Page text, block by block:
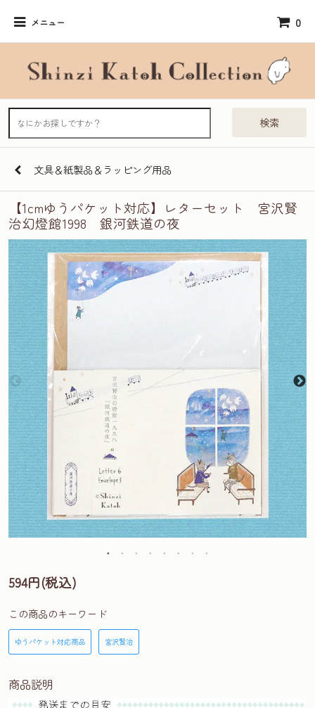
メニュー 0
検索
文具＆紙製品＆ラッピング用品
【1cmゆうパケット対応】レターセット 宮沢賢
治幻燈館1998 銀河鉄道の夜
594円(税込)
この商品のキーワード
ゆうパケット対応商品 宮沢賢治
商品説明